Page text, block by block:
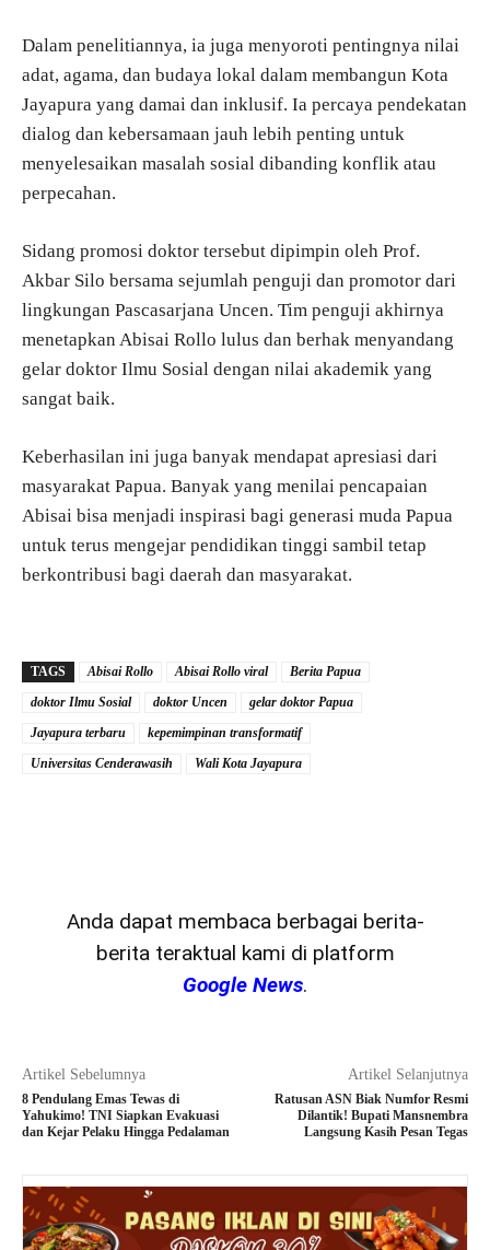
Dalam penelitiannya, ia juga menyoroti pentingnya nilai
adat, agama, dan budaya lokal dalam membangun Kota
Jayapura yang damai dan inklusif. Ia percaya pendekatan
dialog dan kebersamaan jauh lebih penting untuk
menyelesaikan masalah sosial dibanding konflik atau
perpecahan.
Sidang promosi doktor tersebut dipimpin oleh Prof.
Akbar Silo bersama sejumlah penguji dan promotor dari
lingkungan Pascasarjana Uncen. Tim penguji akhirnya
menetapkan Abisai Rollo lulus dan berhak menyandang
gelar doktor Ilmu Sosial dengan nilai akademik yang
sangat baik.
Keberhasilan ini juga banyak mendapat apresiasi dari
masyarakat Papua. Banyak yang menilai pencapaian
Abisai bisa menjadi inspirasi bagi generasi muda Papua
untuk terus mengejar pendidikan tinggi sambil tetap
berkontribusi bagi daerah dan masyarakat.
TAGS Abisai Rollo Abisai Rollo viral
Berita Papua
doktor Ilmu Sosial
doktor Uncen
gelar doktor Papua
Jayapura terbaru
kepemimpinan transformatif
Universitas Cenderawasih
Wali Kota Jayapura
Anda dapat membaca berbagai berita-
berita teraktual kami di platform
Google News.
Artikel Sebelumnya
8 Pendulang Emas Tewas di
Yahukimo! TNI Siapkan Evakuasi
dan Kejar Pelaku Hingga Pedalaman
Artikel Selanjutnya
Ratusan ASN Biak Numfor Resmi
Dilantik! Bupati Mansnembra
Langsung Kasih Pesan Tegas